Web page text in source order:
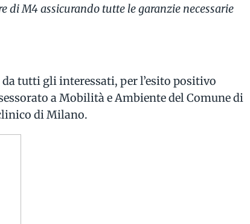
di M4 assicurando tutte le garanzie necessarie
da tutti gli interessati, per l’esito positivo
a Mobilità e Ambiente del Comune di
di Milano.